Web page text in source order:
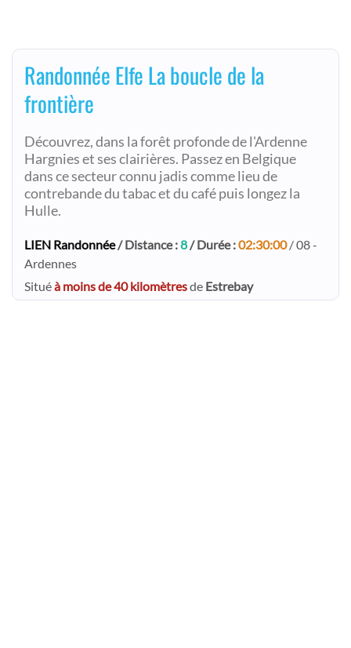
Randonnée Elfe La boucle de la
frontière
Découvrez, dans la forêt profonde de l'Ardenne
Hargnies et ses clairières. Passez en Belgique
dans ce secteur connu jadis comme lieu de
contrebande du tabac et du café puis longez la
Hulle.
LIEN Randonnée/ Distance :8/ Durée :02:30:00/ 08 -
Ardennes
Situéà moins de 40 kilomètresde Estrebay